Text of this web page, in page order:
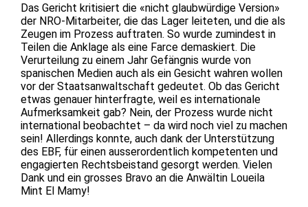
Das Gericht kritisiert die «nicht glaubwürdige Version»
der NRO-Mitarbeiter, die das Lager leiteten, und die als
Zeugen im Prozess auftraten. So wurde zumindest in
Teilen die Anklage als eine Farce demaskiert. Die
Verurteilung zu einem Jahr Gefängnis wurde von
spanischen Medien auch als ein Gesicht wahren wollen
vor der Staatsanwaltschaft gedeutet. Ob das Gericht
etwas genauer hinterfragte, weil es internationale
Aufmerksamkeit gab? Nein, der Prozess wurde nicht
international beobachtet – da wird noch viel zu machen
sein! Allerdings konnte, auch dank der Unterstützung
des EBF, für einen ausserordentlich kompetenten und
engagierten Rechtsbeistand gesorgt werden. Vielen
Dank und ein grosses Bravo an die Anwältin Loueila
Mint El Mamy!